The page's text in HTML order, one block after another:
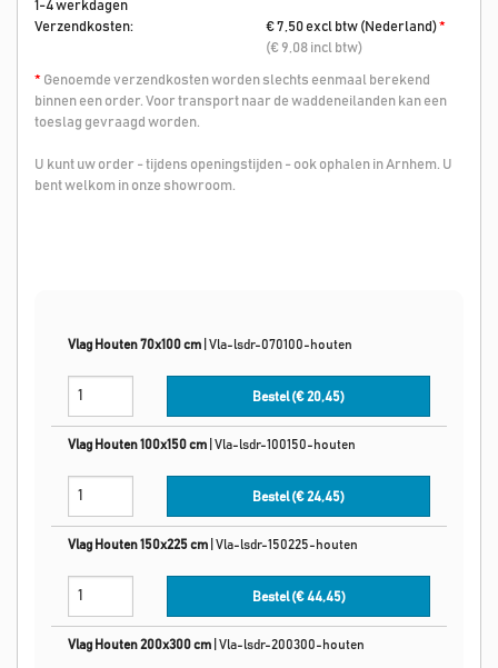
1-4 werkdagen
Verzendkosten:
€ 7,50 excl btw (Nederland)*
(€ 9,08 incl btw)
* Genoemde verzendkosten worden slechts eenmaal berekend
binnen een order. Voor transport naar de waddeneilanden kan een
toeslag gevraagd worden.
U kunt uw order - tijdens openingstijden - ook ophalen in Arnhem. U
bent welkom in onze showroom.
Vlag Houten 70x100 cm Vla-lsdr-070100-houten
Bestel (€20,45)
Vlag Houten 100x150 cm Vla-lsdr-100150-houten
Bestel (€24,45)
Vlag Houten 150x225 cm Vla-lsdr-150225-houten
Bestel (€44,45)
Vlag Houten 200x300 cm Vla-lsdr-200300-houten